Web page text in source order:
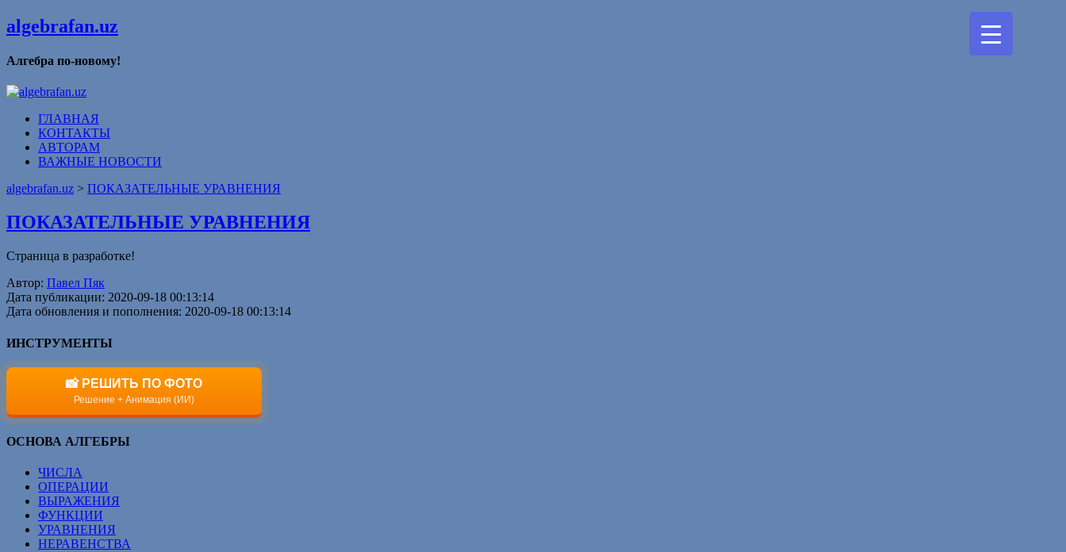
algebrafan.uz
Алгебра по-новому!
ГЛАВНАЯ
КОНТАКТЫ
АВТОРАМ
ВАЖНЫЕ НОВОСТИ
algebrafan.uz > ПОКАЗАТЕЛЬНЫЕ УРАВНЕНИЯ
ПОКАЗАТЕЛЬНЫЕ УРАВНЕНИЯ
Страница в разработке!
Автор: Павел Пяк
Дата публикации: 2020-09-18 00:13:14
Дата обновления и пополнения: 2020-09-18 00:13:14
ИНСТРУМЕНТЫ
📸 РЕШИТЬ ПО ФОТО
Решение + Анимация (ИИ)
ОСНОВА АЛГЕБРЫ
ЧИСЛА
ОПЕРАЦИИ
ВЫРАЖЕНИЯ
ФУНКЦИИ
УРАВНЕНИЯ
НЕРАВЕНСТВА